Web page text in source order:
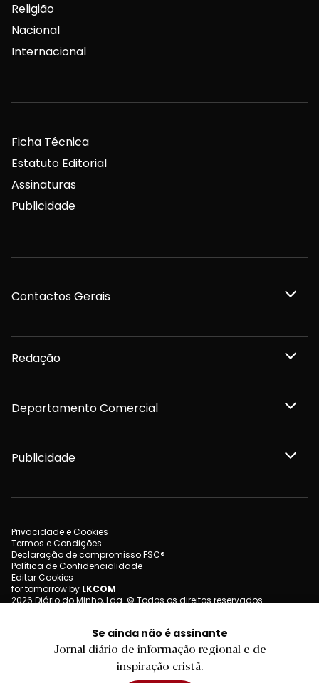
Se ainda não é assinante
Jornal diário de informação regional e de
inspiração cristã.
Religião
Nacional
Internacional
Ficha Técnica
Estatuto Editorial
Assinaturas
Publicidade
Contactos Gerais
Redação
Departamento Comercial
Publicidade
Privacidade e Cookies
Termos e Condições
Declaração de compromisso FSC®
Política de Confidencialidade
Editar Cookies
for tomorrow by LKCOM
2026 Diário do Minho, Lda. © Todos os direitos reservados